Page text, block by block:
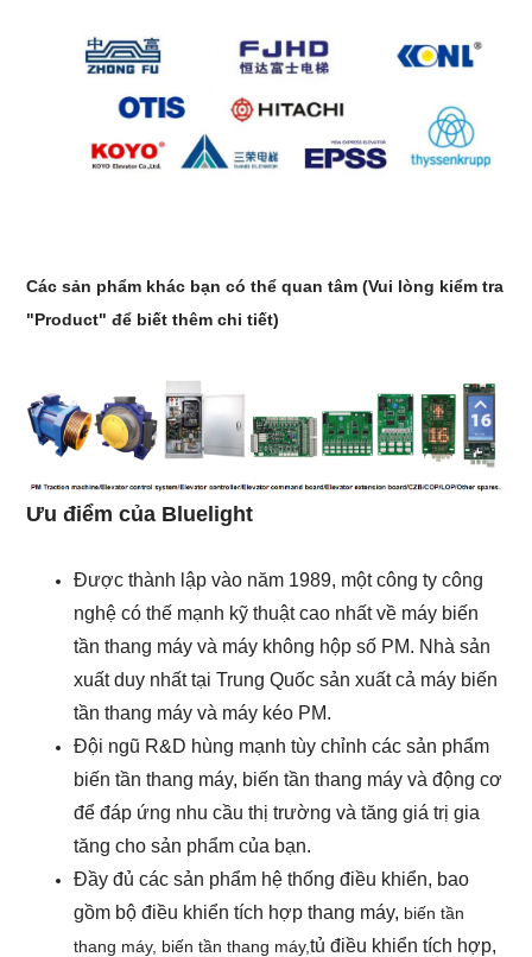
Các sản phẩm khác bạn có thể quan tâm (Vui lòng kiểm tra
"Product" để biết thêm chi tiết)
Ưu điểm của Bluelight
Được thành lập vào năm 1989, một công ty công
nghệ có thế mạnh kỹ thuật cao nhất về máy biến
tần thang máy và máy không hộp số PM. Nhà sản
xuất duy nhất tại Trung Quốc sản xuất cả máy biến
tần thang máy và máy kéo PM.
Đội ngũ R&D hùng mạnh tùy chỉnh các sản phẩm
biến tần thang máy, biến tần thang máy và động cơ
để đáp ứng nhu cầu thị trường và tăng giá trị gia
tăng cho sản phẩm của bạn.
Đầy đủ các sản phẩm hệ thống điều khiển, bao
gồm bộ điều khiển tích hợp thang máy, biến tần
thang máy, biến tần thang máy,tủ điều khiển tích hợp,